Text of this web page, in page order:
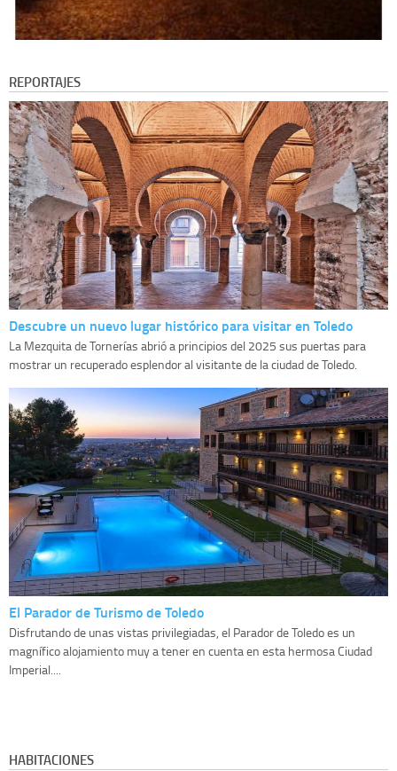
REPORTAJES
Descubre un nuevo lugar histórico para visitar en Toledo
La Mezquita de Tornerías abrió a principios del 2025 sus puertas para
mostrar un recuperado esplendor al visitante de la ciudad de Toledo.
El Parador de Turismo de Toledo
Disfrutando de unas vistas privilegiadas, el Parador de Toledo es un
magnífico alojamiento muy a tener en cuenta en esta hermosa Ciudad
Imperial....
HABITACIONES